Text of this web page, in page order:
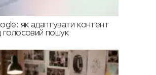
як адаптувати контент
голосовий пошук